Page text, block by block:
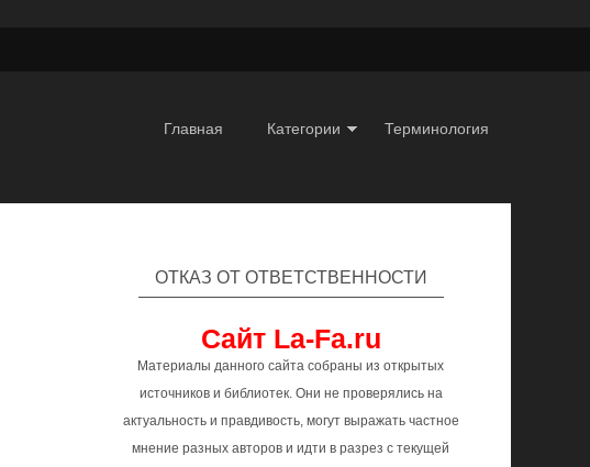
Главная Категории Терминология
ОТКАЗ ОТ ОТВЕТСТВЕННОСТИ
Сайт La-Fa.ru
Материалы данного сайта собраны из открытых
источников и библиотек. Они не проверялись на
актуальность и правдивость, могут выражать частное
мнение разных авторов и идти в разрез с текущей